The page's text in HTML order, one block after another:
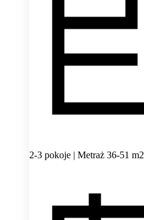
2-3 pokoje | Metraż 36-51 m2